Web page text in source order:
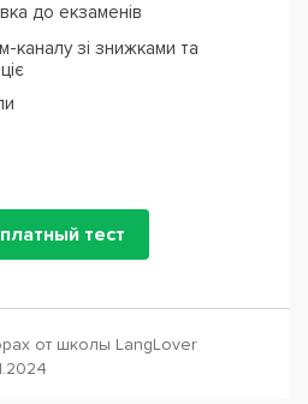
до екзаменів
каналу зі знижками та
тест
от школы LangLover